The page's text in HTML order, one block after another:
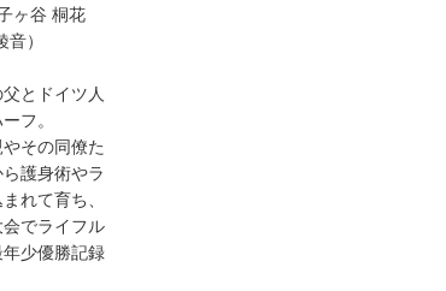
ヶ谷 桐花
）
とドイツ人
フ。
その同僚た
護身術やラ
れて育ち、
でライフル
少優勝記録